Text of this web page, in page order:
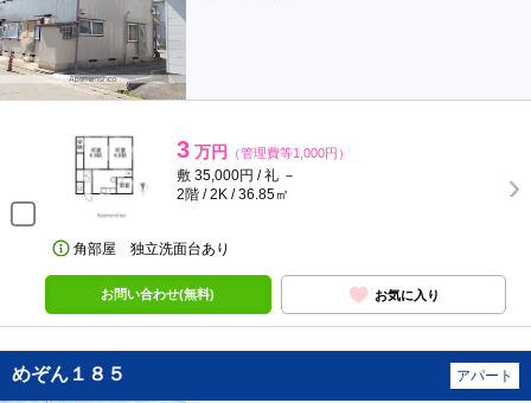
3 万円 （管理費等1,000円）
敷 35,000円 / 礼 －
2階 / 2K / 36.85㎡
角部屋 独立洗面台あり
お問い合わせ(無料) お気に入り
めぞん１８５ アパート